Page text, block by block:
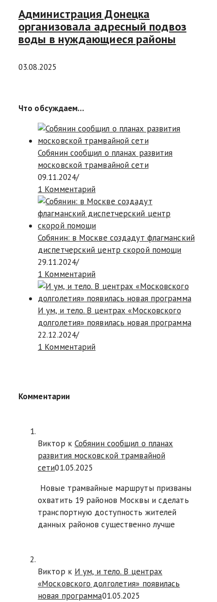
Администрация Донецка
организовала адресный подвоз
воды в нуждающиеся районы
03.08.2025
Что обсуждаем…
Собянин сообщил о планах развития
московской трамвайной сети
09.11.2024/
1 Комментарий
Собянин: в Москве создадут флагманский
диспетчерский центр скорой помощи
29.11.2024/
1 Комментарий
И ум, и тело. В центрах «Московского
долголетия» появилась новая программа
22.12.2024/
1 Комментарий
Комментарии
Виктор к Собянин сообщил о планах
развития московской трамвайной
сети01.05.2025
Новые трамвайные маршруты призваны
охватить 19 районов Москвы и сделать
транспортную доступность жителей
данных районов существенно лучше
Виктор к И ум, и тело. В центрах
«Московского долголетия» появилась
новая программа01.05.2025